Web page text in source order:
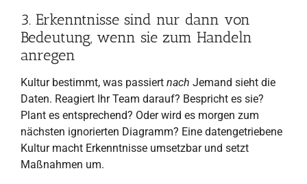
3. Erkenntnisse sind nur dann von
Bedeutung, wenn sie zum Handeln
anregen
Kultur bestimmt, was passiert nach Jemand sieht die
Daten. Reagiert Ihr Team darauf? Bespricht es sie?
Plant es entsprechend? Oder wird es morgen zum
nächsten ignorierten Diagramm? Eine datengetriebene
Kultur macht Erkenntnisse umsetzbar und setzt
Maßnahmen um.